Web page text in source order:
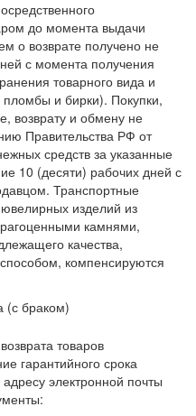
до момента выдачи
о возврате получено не
с момента получения
товарного вида и
и бирки). Покупки,
возврату и обмену не
Правительства РФ от
средств за указанные
10 (десяти) рабочих дней с
Транспортные
изделий из
камнями,
качества,
компенсируются
(с браком)
товаров
гарантийного срока
электронной почты